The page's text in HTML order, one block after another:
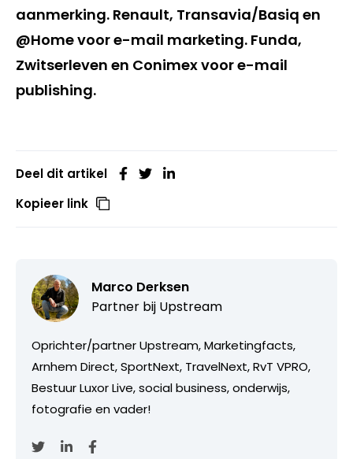
aanmerking. Renault, Transavia/Basiq en
@Home voor e-mail marketing. Funda,
Zwitserleven en Conimex voor e-mail
publishing.
Deel dit artikel
Kopieer link
Marco Derksen
Partner bij Upstream
Oprichter/partner Upstream, Marketingfacts,
Arnhem Direct, SportNext, TravelNext, RvT VPRO,
Bestuur Luxor Live, social business, onderwijs,
fotografie en vader!